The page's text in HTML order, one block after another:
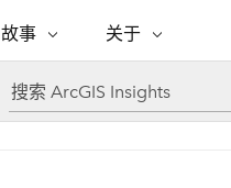
专题倡议
自助服务
地理空间卓越之
故事
ESRI 故事
WhereNext Magazine
关于
关于 ESRI
关于 Esri